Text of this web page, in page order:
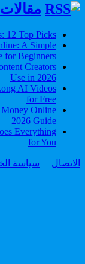
12 Top Picks.
A Simple
for Beginners
Creators
Use in 2026
AI Videos
for Free
Online
2026 Guide
Everything
for You
الاتصال سياسة